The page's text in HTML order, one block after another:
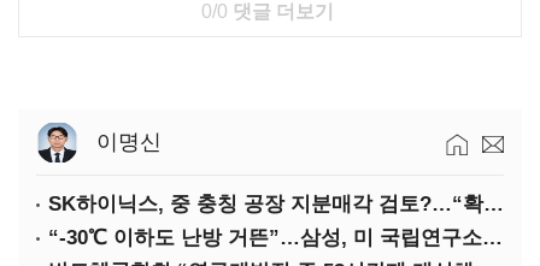
0/0 댓글 더보기
이명신
SK하이닉스, 중 충칭 공장 지분매각 검토?…“확정된 바 없어”
“-30℃ 이하도 난방 거뜬”…삼성, 미 국립연구소와 개발 협력